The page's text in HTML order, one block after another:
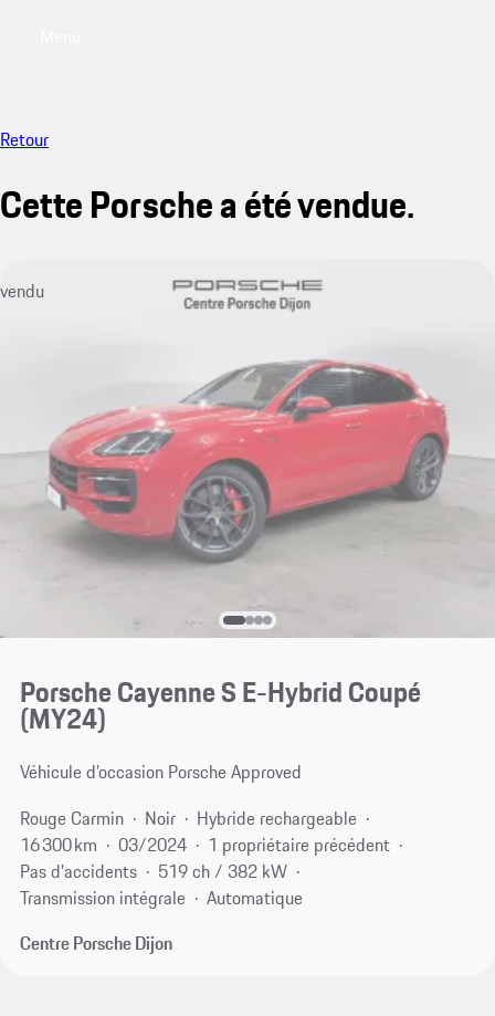
Retour
Cette Porsche a été vendue.
vendu
Porsche Cayenne S E-Hybrid Coupé
(MY24)
Véhicule d’occasion Porsche Approved
Rouge Carmin
Noir
Hybride rechargeable
16 300 km
03/2024
1 propriétaire précédent
Pas d'accidents
519 ch / 382 kW
Transmission intégrale
Automatique
Centre Porsche Dijon